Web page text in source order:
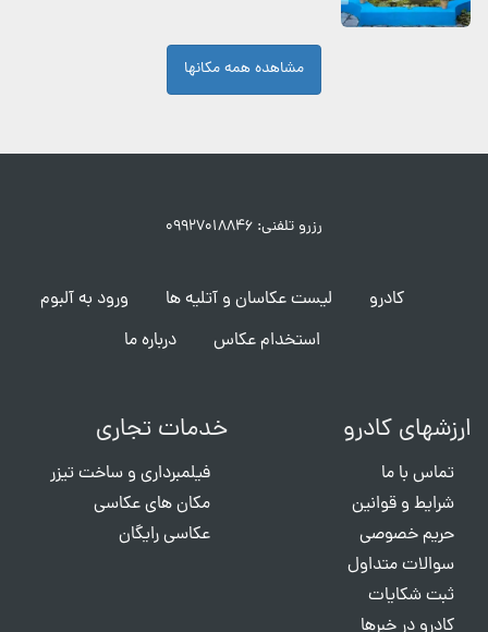
مشاهده همه مکانها
رزرو تلفنی: ۰۹۹۲۷۰۱۸۸۴۶
کادرو لیست عکاسان و آتلیه ها
ورود به آلبوم
استخدام عکاس
درباره ما
ارزشهای کادرو
تماس با ما
شرایط و قوانین
حریم خصوصی
سوالات متداول
ثبت شکایات
کادرو در خبرها
خدمات تجاری
فیلمبرداری و ساخت تیزر
مکان های عکاسی
عکاسی رایگان